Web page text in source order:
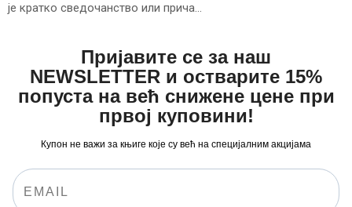
је кратко сведочанство или прича…
Пријавите се за наш
NEWSLETTER и остварите 15%
попуста на већ снижене цене при
првој куповини!
Купон не важи за књиге које су већ на специјалним акцијама